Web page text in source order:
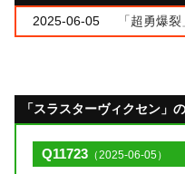
2025-06-05 「超勇爆
「スラスターヴィクセン」
Q11723 （2025-06-05）